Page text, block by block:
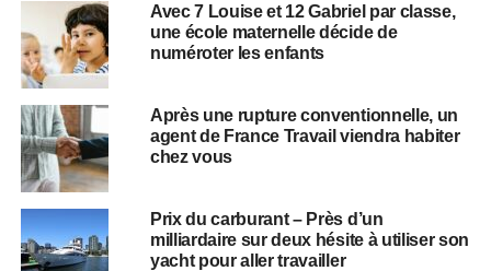
Avec 7 Louise et 12 Gabriel par classe,
une école maternelle décide de
numéroter les enfants
Après une rupture conventionnelle, un
agent de France Travail viendra habiter
chez vous
Prix du carburant – Près d’un
milliardaire sur deux hésite à utiliser son
yacht pour aller travailler